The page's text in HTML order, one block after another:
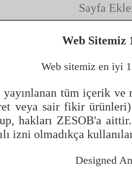
Sayfa
Web Sitemiz
Web sitemiz en iyi
tüm içerik
veya sair fikir
hakları ZESOB'a
izni olmadıkça
Designed